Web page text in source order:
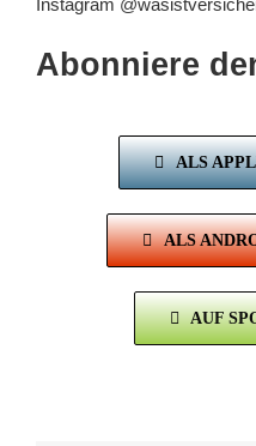
Instagram
Abonniere
ALS
ALS
AUF